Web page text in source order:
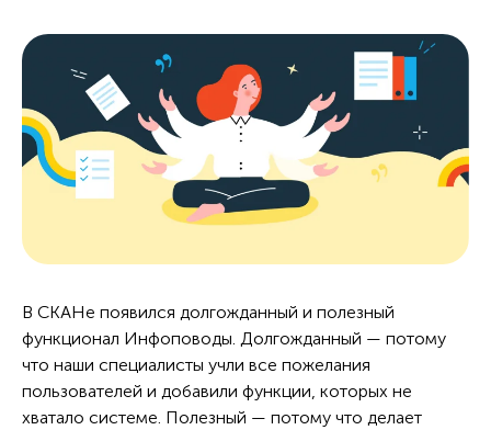
В СКАНе появился долгожданный и полезный
функционал Инфоповоды. Долгожданный — потому
что наши специалисты учли все пожелания
пользователей и добавили функции, которых не
хватало системе. Полезный — потому что делает